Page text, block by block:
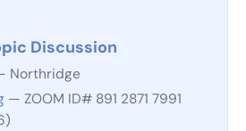
Discussion
Northridge
— ZOOM ID# 891 2871 7991